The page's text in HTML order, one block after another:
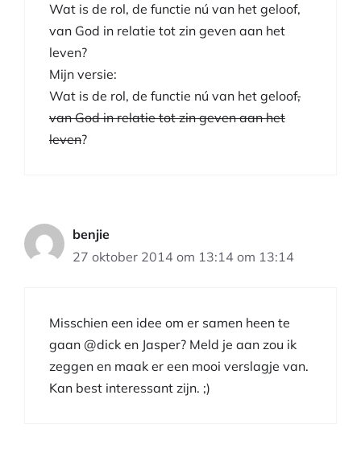
Wat is de rol, de functie nú van het geloof,
van God in relatie tot zin geven aan het
leven?
Mijn versie:
Wat is de rol, de functie nú van het geloof,
van God in relatie tot zin geven aan het
leven?
benjie
27 oktober 2014 om 13:14 om 13:14
Misschien een idee om er samen heen te
gaan @dick en Jasper? Meld je aan zou ik
zeggen en maak er een mooi verslagje van.
Kan best interessant zijn. ;)